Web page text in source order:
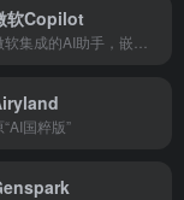
软Copilot
“AI国粹版”